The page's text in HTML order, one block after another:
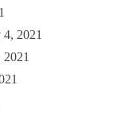
2021